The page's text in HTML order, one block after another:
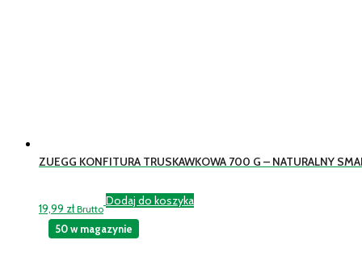
ZUEGG KONFITURA TRUSKAWKOWA 700 G – NATURALNY
19,99 zł Brutto
Dodaj do koszyka
50 w magazynie